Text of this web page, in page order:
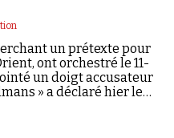
un prétexte pour
ont orchestré le 11-
un doigt accusateur
» a déclaré hier le